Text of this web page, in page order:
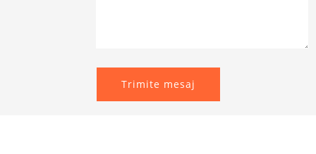
Trimite mesaj